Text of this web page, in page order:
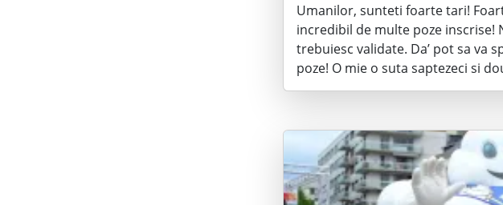
Umanilor, sunteti foarte tari!
incredibil de multe poze inscrise!
trebuiesc validate. Da’ pot sa va
poze! O mie o suta saptezeci si